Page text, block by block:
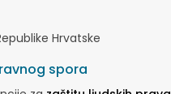
Hrvatske
spora